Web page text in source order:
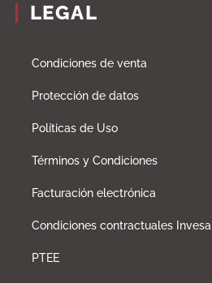
LEGAL
Condiciones de venta
Protección de datos
Políticas de Uso
Términos y Condiciones
Facturación electrónica
Condiciones contractuales Invesa
PTEE